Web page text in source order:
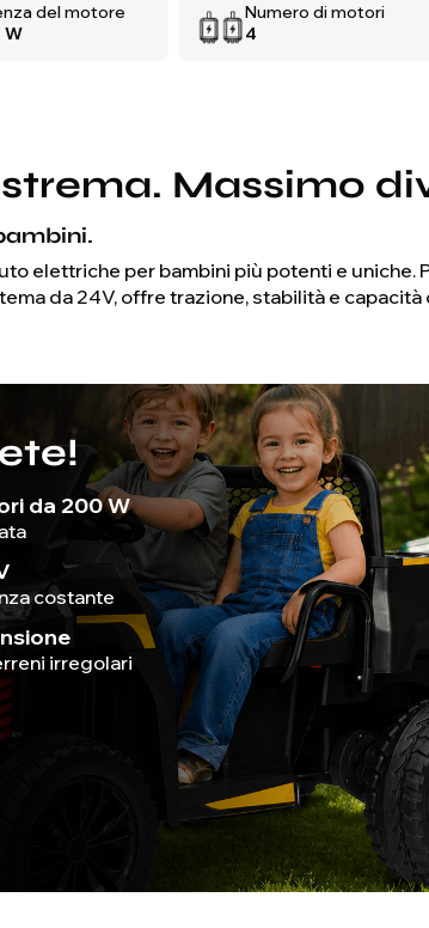
del motore
W
Numero di motori
4
Massimo
elettriche per bambini più potenti e
da 24V, offre trazione, stabilità e
da 200 W
costante
irregolari